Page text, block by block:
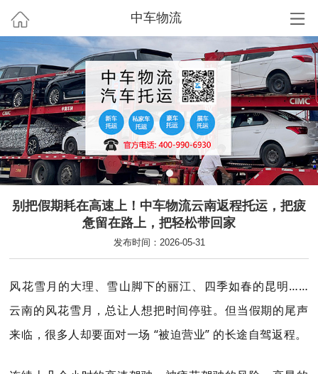
中车物流
别把假期耗在高速上！中车物流云南返程托运，把疲
惫留在路上，把轻松带回家
发布时间：2026-05-31
风花雪月的大理、雪山脚下的丽江、四季如春的昆明……
云南的风花雪月，总让人想把时间停驻。但当假期的尾声
来临，很多人却要面对一场 “被迫营业” 的长途自驾返程。